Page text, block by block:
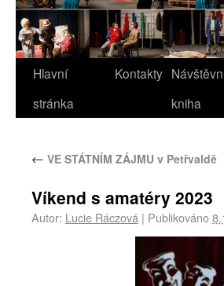
Hlavní
stránka
Kontakty
kniha
← VE STÁTNÍM ZÁJMU v Petřvaldě
Víkend s amatéry 2023
Autor: Lucie Ráczová | Publikováno